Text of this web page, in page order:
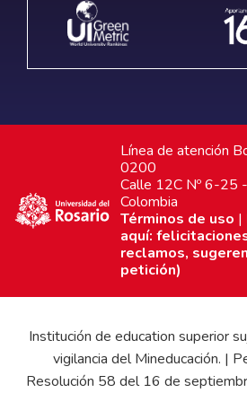
Línea de atención
0200
Calle 12C Nº 6-25
Colombia
Términos de uso |
aquí:
reclamos,
petición)
Institución de education superior
vigilancia del Mineducación. |
Resolución 58 del 16 de